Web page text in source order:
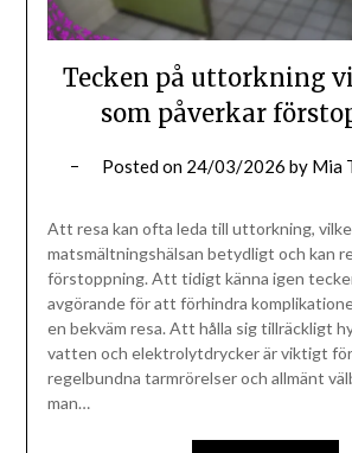
Tecken på uttorkning
som påverkar
Posted on 24/03/2026 by Mia
Att resa kan ofta leda till uttorkning,
matsmältningshälsan betydligt och kan
förstoppning. Att tidigt känna igen
avgörande för att förhindra
en bekväm resa. Att hålla sig tillräckligt
vatten och elektrolytdrycker är viktigt
regelbundna tarmrörelser och allmänt
man…